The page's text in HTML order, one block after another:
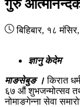
गुरु
बिहिबार, १८
ज्ञानु केदेम
माङसेबुङ । किरात
६७ औं शुभजन्मोत्सव
नोमाङगेन्ना सेवा